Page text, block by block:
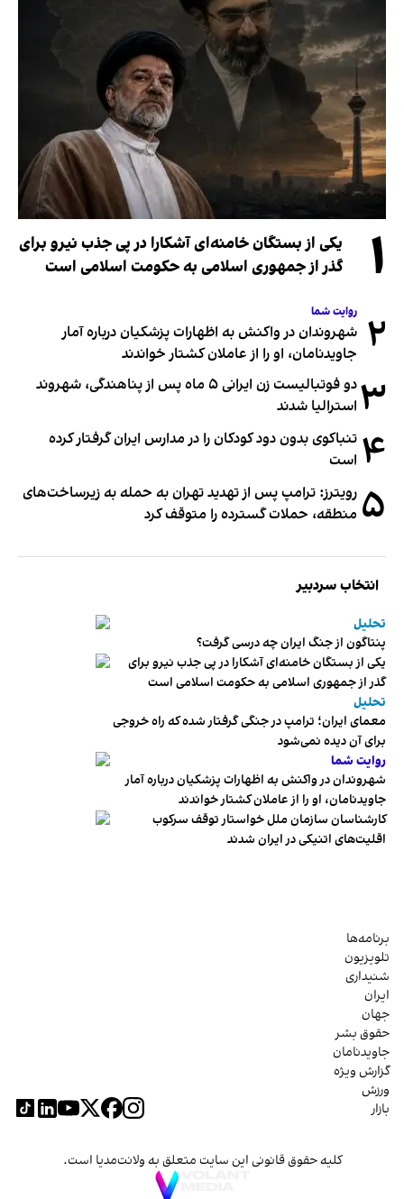
۱
یکی از بستگان خامنه‌ای آشکارا در پی جذب نیرو برای
گذر از جمهوری اسلامی به حکومت اسلامی است
۲ روایت شما
شهروندان در واکنش به اظهارات پزشکیان درباره آمار
جاویدنامان، او را از عاملان کشتار خواندند
۳
دو فوتبالیست زن ایرانی ۵ ماه پس از پناهندگی، شهروند
استرالیا شدند
۴ تنباکوی بدون دود کودکان را در مدارس ایران گرفتار کرده
است
۵ رویترز: ترامپ پس از تهدید تهران به حمله به زیرساخت‌های
منطقه، حملات گسترده را متوقف کرد
انتخاب سردبیر
تحلیل
پنتاگون از جنگ ایران چه درسی گرفت؟
یکی از بستگان خامنه‌ای آشکارا در پی جذب نیرو برای
گذر از جمهوری اسلامی به حکومت اسلامی است
تحلیل
معمای ایران؛ ترامپ در جنگی گرفتار شده که راه خروجی
برای آن دیده نمی‌شود
روایت شما
شهروندان در واکنش به اظهارات پزشکیان درباره آمار
جاویدنامان، او را از عاملان کشتار خواندند
کارشناسان سازمان ملل خواستار توقف سرکوب
اقلیت‌های اتنیکی در ایران شدند
برنامه‌ها
تلویزیون
شنیداری
ایران
جهان
حقوق بشر
جاویدنامان
گزارش ویژه
ورزش
بازار
کلیه حقوق قانونی این سایت متعلق به ولانت‌مدیا است.